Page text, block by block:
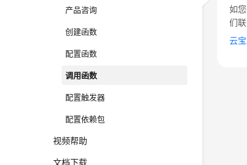
产品咨询
创建函数
配置函数
调用函数
配置触发器
配置依赖包
视频帮助
文档下载
如
们
云